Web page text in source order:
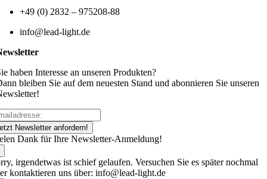
+49 (0) 2832 – 975208-88
info@lead-light.de
haben Interesse an unseren Produkten?
bleiben Sie auf dem neuesten Stand und abonnieren Sie unseren
Newsletter anfordern!
Dank für Ihre Newsletter-Anmeldung!
irgendetwas ist schief gelaufen. Versuchen Sie es später nochmal
kontaktieren uns über: info@lead-light.de